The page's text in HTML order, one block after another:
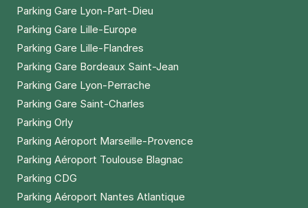
Lille - Grand Palais - Madeleine
Rebérioux
107 rue Madeleine Rebérioux
59000Lille
4,4(423 avis)
2,50 € /heure
Réserver
+ Abonnements disponibles
Parking Gare Lyon-Part-Dieu
Parking Gare Lille-Europe
Parking Gare Lille-Flandres
Parking Gare Bordeaux Saint-Jean
Parking Gare Lyon-Perrache
Parking Gare Saint-Charles
Parking Orly
Parking Aéroport Marseille-Provence
Parking Aéroport Toulouse Blagnac
Parking CDG
Parking Aéroport Nantes Atlantique